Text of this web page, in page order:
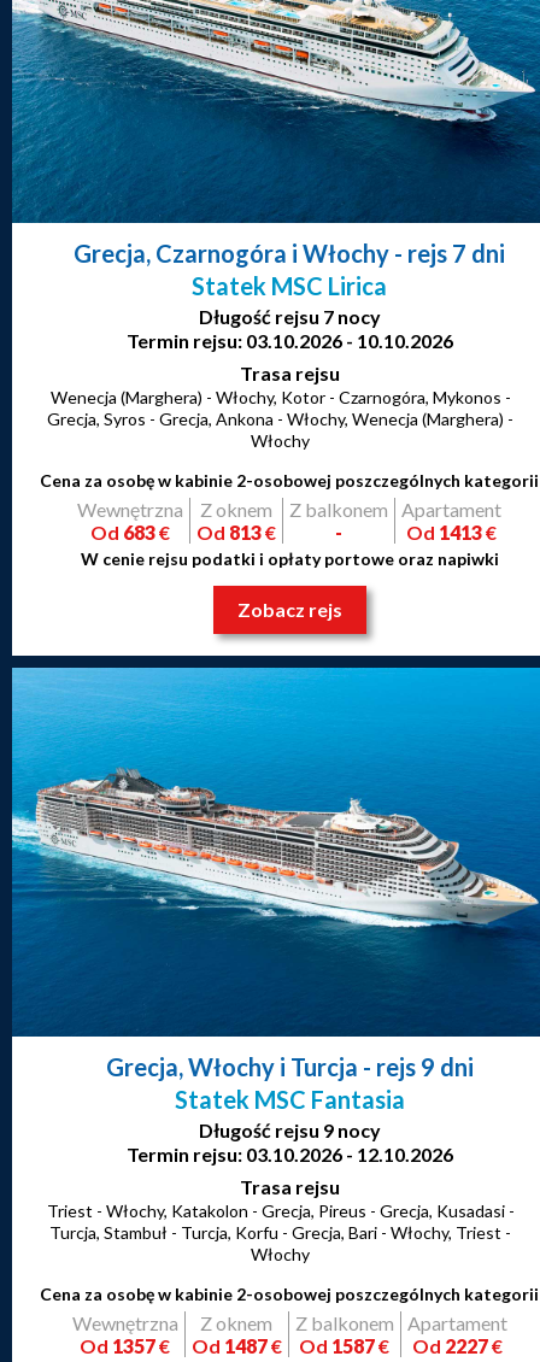
Grecja, Czarnogóra i Włochy - rejs 7 dni
Statek MSC Lirica
Długość rejsu 7 nocy
Termin rejsu: 03.10.2026 - 10.10.2026
Trasa rejsu
Wenecja (Marghera) - Włochy, Kotor - Czarnogóra, Mykonos -
Grecja, Syros - Grecja, Ankona - Włochy, Wenecja (Marghera) -
Włochy
Cena za osobę w kabinie 2-osobowej poszczególnych kategorii
Wewnętrzna
Od 683€
Z oknem
Od 813€
Z balkonem
-
Apartament
Od 1413€
W cenie rejsu podatki i opłaty portowe oraz napiwki
Zobacz rejs
Grecja, Włochy i Turcja - rejs 9 dni
Statek MSC Fantasia
Długość rejsu 9 nocy
Termin rejsu: 03.10.2026 - 12.10.2026
Trasa rejsu
Triest - Włochy, Katakolon - Grecja, Pireus - Grecja, Kusadasi -
Turcja, Stambuł - Turcja, Korfu - Grecja, Bari - Włochy, Triest -
Włochy
Cena za osobę w kabinie 2-osobowej poszczególnych kategorii
Wewnętrzna
Od 1357€
Z oknem
Od 1487€
Z balkonem
Od 1587€
Apartament
Od 2227€